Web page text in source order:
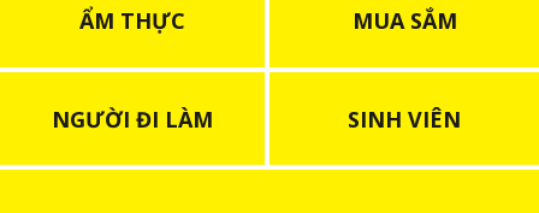
ẨM THỰC MUA SẮM
NGƯỜI ĐI LÀM SINH VIÊN